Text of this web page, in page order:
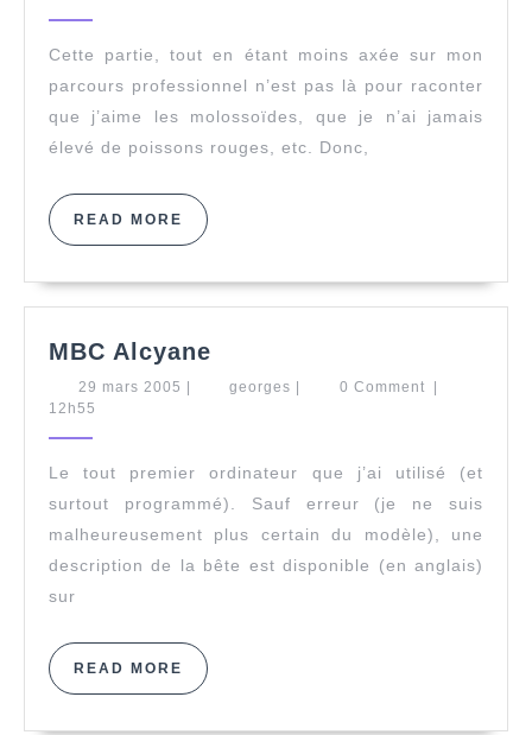
Cette partie, tout en étant moins axée sur mon
parcours professionnel n’est pas là pour raconter
que j’aime les molossoïdes, que je n’ai jamais
élevé de poissons rouges, etc. Donc,
READ MORE READ
MORE
MBC Alcyane
29 mars 2005 29
georges georges0 Comment
12h55
Le tout premier ordinateur que j’ai utilisé (et
surtout programmé). Sauf erreur (je ne suis
malheureusement plus certain du modèle), une
description de la bête est disponible (en anglais)
sur
READ MORE READ
MORE